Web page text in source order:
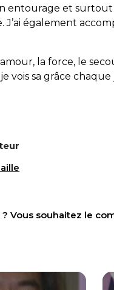
entourage et
J’ai également
la force, le
vois sa grâce
Vous souhaitez le